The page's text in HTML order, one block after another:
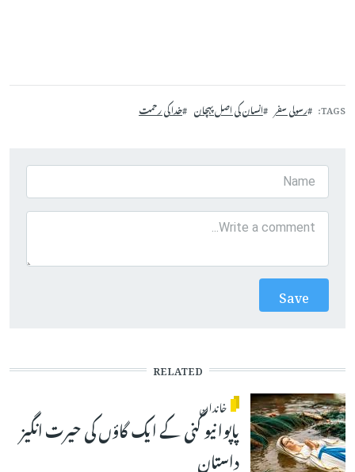
TAGS رسولی سفر انسان کی اصل پہچان خدا کی رحمت
RELATED
خاندان
پاپوا نیو گنی کے ایک گاؤں کی حیرت انگیز
داستان